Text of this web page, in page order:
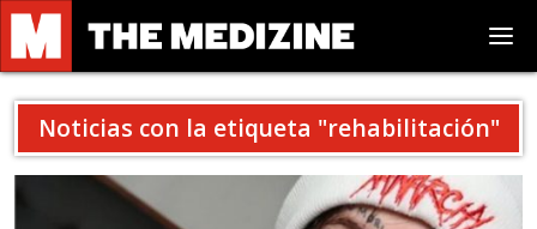
Noticias con la etiqueta "rehabilitación"